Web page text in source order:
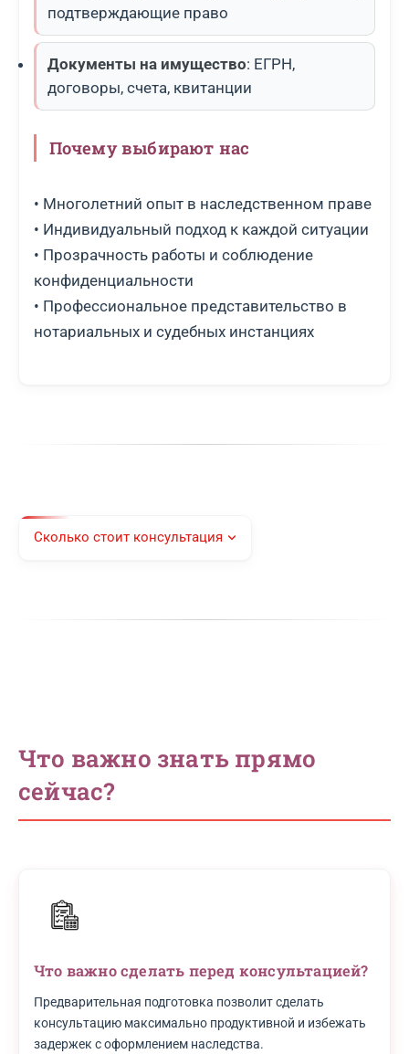
подтверждающие право
Документы на имущество: ЕГРН,
договоры, счета, квитанции
Почему выбирают нас
• Многолетний опыт в наследственном праве
• Индивидуальный подход к каждой ситуации
• Прозрачность работы и соблюдение
конфиденциальности
• Профессиональное представительство в
нотариальных и судебных инстанциях
Сколько стоит консультация
Что важно знать прямо
сейчас?
Что важно сделать перед консультацией?
Предварительная подготовка позволит сделать
консультацию максимально продуктивной и избежать
задержек с оформлением наследства.